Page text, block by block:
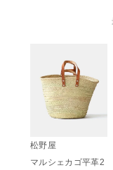
松野屋
マルシェカゴ平革2